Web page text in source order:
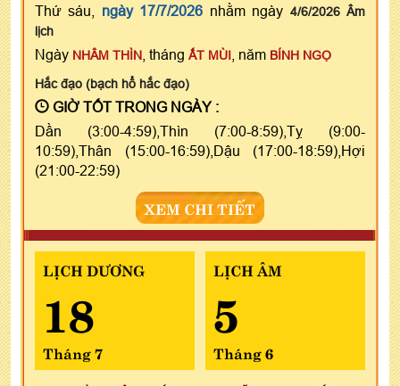
Thứ sáu, ngày 17/7/2026 nhằm ngày 4/6/2026 Âm
lịch
Ngày NHÂM THÌN , tháng ẤT MÙI , năm BÍNH NGỌ
Hắc đạo (bạch hổ hắc đạo)
GIỜ TỐT TRONG NGÀY :
Dần (3:00-4:59),Thìn (7:00-8:59),Tỵ (9:00-
10:59),Thân (15:00-16:59),Dậu (17:00-18:59),Hợi
(21:00-22:59)
XEM CHI TIẾT
LỊCH DƯƠNG
18
Tháng 7
LỊCH ÂM
5
Tháng 6